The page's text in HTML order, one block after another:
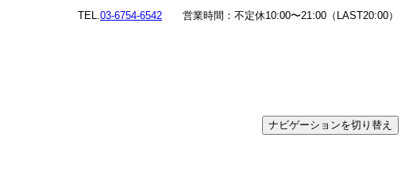
TEL.03-6754-6542 営業時間：不定休10:00〜21:00（LAST20:00）
ナビゲーションを切り替え